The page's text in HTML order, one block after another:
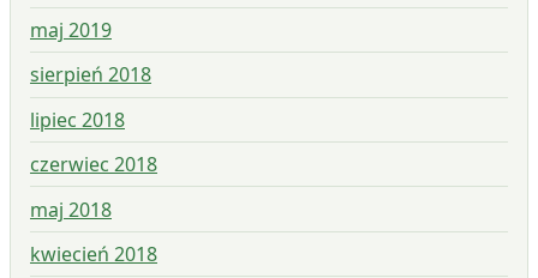
maj 2019
sierpień 2018
lipiec 2018
czerwiec 2018
maj 2018
kwiecień 2018